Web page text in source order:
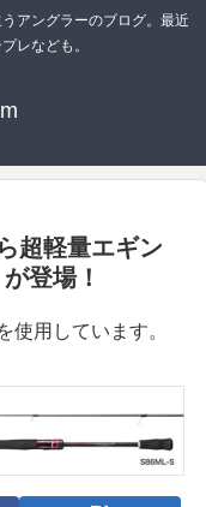
アングラーのブログ。最近
レなども。
超軽量エギン
登場！
用しています。